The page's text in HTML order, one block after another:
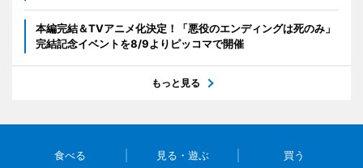
本編完結＆TVアニメ化決定！「悪役のエンディングは死のみ」
完結記念イベントを8/9よりピッコマで開催
もっと見る
食べる 見る・遊ぶ 買う